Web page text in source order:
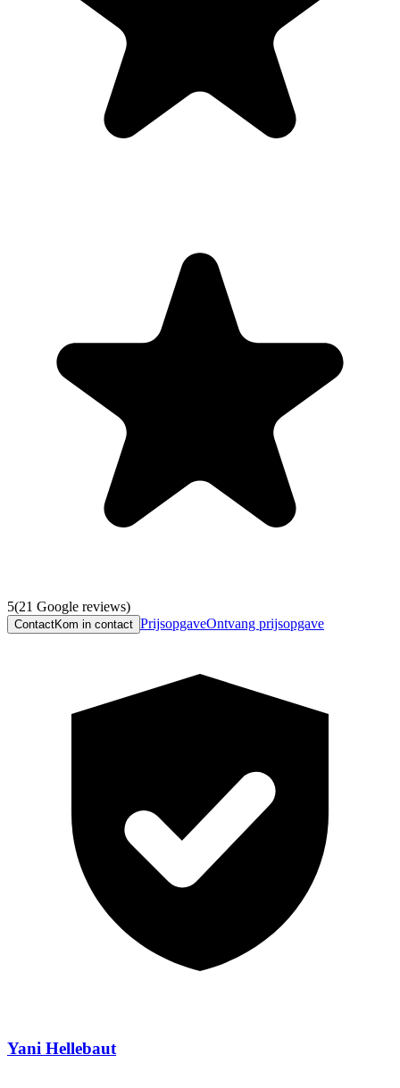
5(21 Google reviews)
ContactKom in contact PrijsopgaveOntvang prijsopgave
Yani Hellebaut